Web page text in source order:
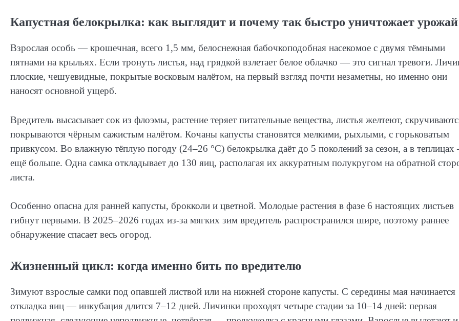
Капустная белокрылка: как выглядит и почему так быстро уничтожает урожай
Взрослая особь — крошечная, всего 1,5 мм, белоснежная бабочкоподобная насекомое с двумя тёмными
пятнами на крыльях. Если тронуть листья, над грядкой взлетает белое облачко — это сигнал тревоги.
плоские, чешуевидные, покрытые восковым налётом, на первый взгляд почти незаметны, но именно они
наносят основной ущерб.
Вредитель высасывает сок из флоэмы, растение теряет питательные вещества, листья желтеют,
покрываются чёрным сажистым налётом. Кочаны капусты становятся мелкими, рыхлыми, с горьковатым
привкусом. Во влажную тёплую погоду (24–26 °C) белокрылка даёт до 5 поколений за сезон, а в
ещё больше. Одна самка откладывает до 130 яиц, располагая их аккуратным полукругом на обратной
листа.
Особенно опасна для ранней капусты, брокколи и цветной. Молодые растения в фазе 6 настоящих листьев
гибнут первыми. В 2025–2026 годах из-за мягких зим вредитель распространился шире, поэтому раннее
обнаружение спасает весь огород.
Жизненный цикл: когда именно бить по вредителю
Зимуют взрослые самки под опавшей листвой или на нижней стороне капусты. С середины мая начинается
откладка яиц — инкубация длится 7–12 дней. Личинки проходят четыре стадии за 10–14 дней: первая